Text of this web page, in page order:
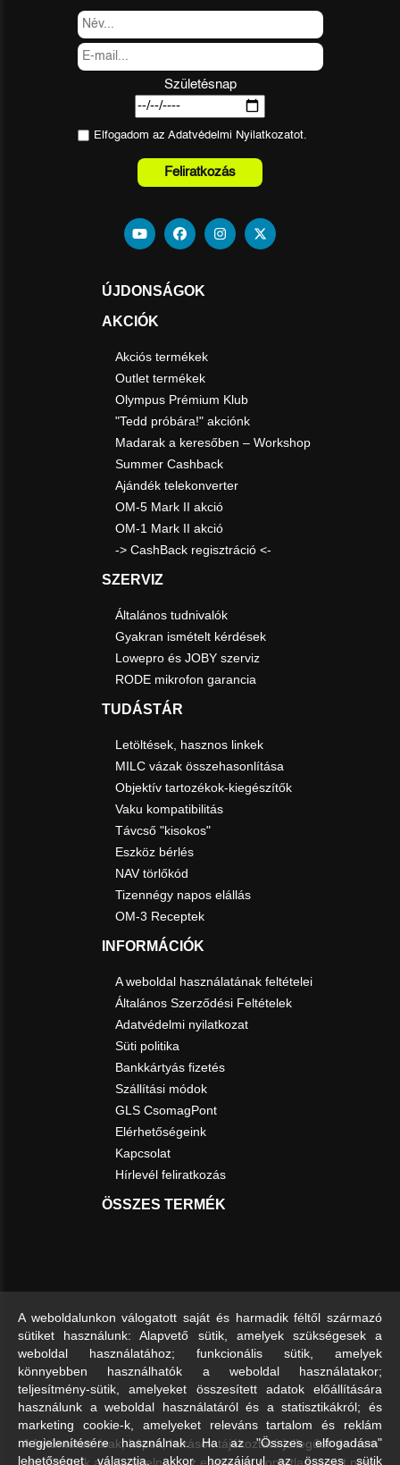
Születésnap
Elfogadom az Adatvédelmi Nyilatkozatot.
Feliratkozás
ÚJDONSÁGOK
AKCIÓK
Akciós termékek
Outlet termékek
Olympus Prémium Klub
"Tedd próbára!" akciónk
Madarak a keresőben – Workshop
Summer Cashback
Ajándék telekonverter
OM-5 Mark II akció
OM-1 Mark II akció
-> CashBack regisztráció <-
SZERVIZ
Általános tudnivalók
Gyakran ismételt kérdések
Lowepro és JOBY szerviz
RODE mikrofon garancia
TUDÁSTÁR
Letöltések, hasznos linkek
MILC vázak összehasonlítása
Objektív tartozékok-kiegészítők
Vaku kompatibilitás
Távcső "kisokos"
Eszköz bérlés
NAV törlőkód
Tizennégy napos elállás
OM-3 Receptek
INFORMÁCIÓK
A weboldal használatának feltételei
Általános Szerződési Feltételek
Adatvédelmi nyilatkozat
Süti politika
Bankkártyás fizetés
Szállítási módok
GLS CsomagPont
Elérhetőségeink
Kapcsolat
Hírlevél feliratkozás
ÖSSZES TERMÉK
A feltüntetett árak, képek, leírások tájékoztató jellegűek és nem
A weboldalunkon válogatott saját és harmadik féltől származó
sütiket használunk: Alapvető sütik, amelyek szükségesek a
weboldal használatához; funkcionális sütik, amelyek
könnyebben használhatók a weboldal használatakor;
teljesítmény-sütik, amelyeket összesített adatok előállítására
használunk a weboldal használatáról és a statisztikákról; és
marketing cookie-k, amelyeket releváns tartalom és reklám
megjelenítésére használnak. Ha az "Összes elfogadása"
lehetőséget választja, akkor hozzájárul az összes sütik